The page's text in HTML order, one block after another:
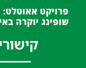
פרויקט
שופינג יוקרה